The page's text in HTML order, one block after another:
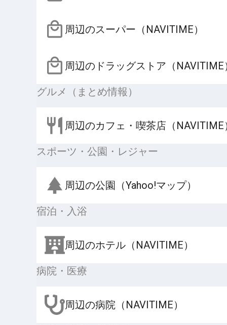
周辺のスーパー（NAVITIME）
周辺のドラッグストア（NAVITIME
グルメ（まとめ情報）
周辺のカフェ・喫茶店（NAVITIME
スポーツ・公園・レジャー
周辺の公園（Yahoo!マップ）
宿泊・入浴
周辺のホテル（NAVITIME）
病院・医療
周辺の病院（NAVITIME）